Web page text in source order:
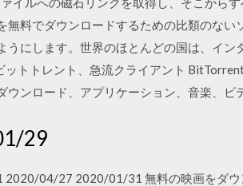
無料でダウンロードするための比類のな
うにします。世界のほとんどの国は、イ
ットトレント、急流クライアント
ウンロード、アプリケーション、音楽、
29
04/27 2020/01/31 無料の映画をダウ